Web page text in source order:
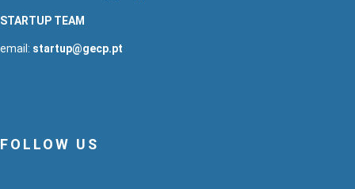
STARTUP TEAM
email: startup@gecp.pt
FOLLOW US